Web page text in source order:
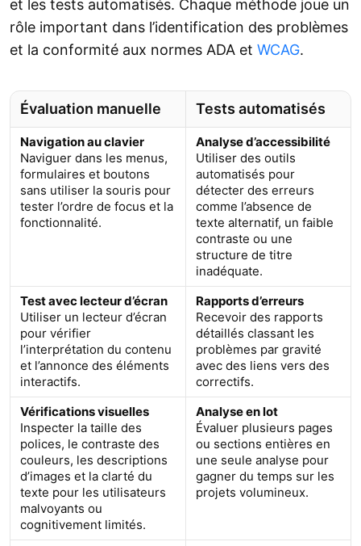
et les tests automatisés. Chaque méthode joue un
rôle important dans l’identification des problèmes
et la conformité aux normes ADA et WCAG.
Évaluation manuelle Tests automatisés
Navigation au clavier
Naviguer dans les menus,
formulaires et boutons
sans utiliser la souris pour
tester l’ordre de focus et la
fonctionnalité.
Analyse d’accessibilité
Utiliser des outils
automatisés pour
détecter des erreurs
comme l’absence de
texte alternatif, un faible
contraste ou une
structure de titre
inadéquate.
Test avec lecteur d’écran
Utiliser un lecteur d’écran
pour vérifier
l’interprétation du contenu
et l’annonce des éléments
interactifs.
Rapports d’erreurs
Recevoir des rapports
détaillés classant les
problèmes par gravité
avec des liens vers des
correctifs.
Vérifications visuelles
Inspecter la taille des
polices, le contraste des
couleurs, les descriptions
d’images et la clarté du
texte pour les utilisateurs
malvoyants ou
cognitivement limités.
Analyse en lot
Évaluer plusieurs pages
ou sections entières en
une seule analyse pour
gagner du temps sur les
projets volumineux.